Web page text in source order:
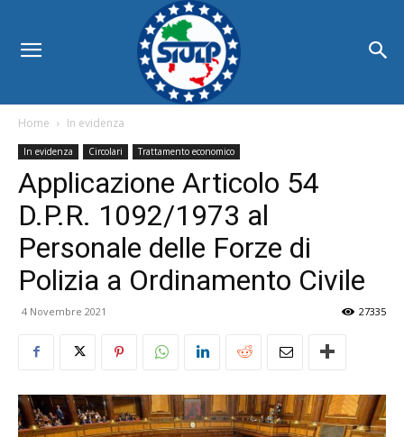
Home In evidenza
In evidenza Circolari Trattamento economico
Applicazione Articolo 54
D.P.R. 1092/1973 al
Personale delle Forze di
Polizia a Ordinamento Civile
4 Novembre 2021 27335